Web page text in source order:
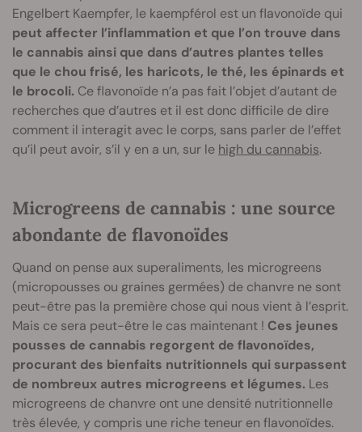
Engelbert Kaempfer, le kaempférol est un flavonoïde qui
peut affecter l’inflammation et que l’on trouve dans
le cannabis ainsi que dans d’autres plantes telles
que le chou frisé, les haricots, le thé, les épinards et
le brocoli. Ce flavonoïde n’a pas fait l’objet d’autant de
recherches que d’autres et il est donc difficile de dire
comment il interagit avec le corps, sans parler de l’effet
qu’il peut avoir, s’il y en a un, sur le high du cannabis.
Microgreens de cannabis : une source
abondante de flavonoïdes
Quand on pense aux superaliments, les microgreens
(micropousses ou graines germées) de chanvre ne sont
peut-être pas la première chose qui nous vient à l’esprit.
Mais ce sera peut-être le cas maintenant ! Ces jeunes
pousses de cannabis regorgent de flavonoïdes,
procurant des bienfaits nutritionnels qui surpassent
de nombreux autres microgreens et légumes. Les
microgreens de chanvre ont une densité nutritionnelle
très élevée, y compris une riche teneur en flavonoïdes.